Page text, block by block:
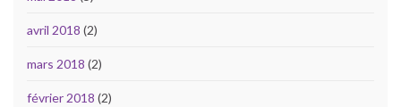
avril 2018 (2)
mars 2018 (2)
février 2018 (2)